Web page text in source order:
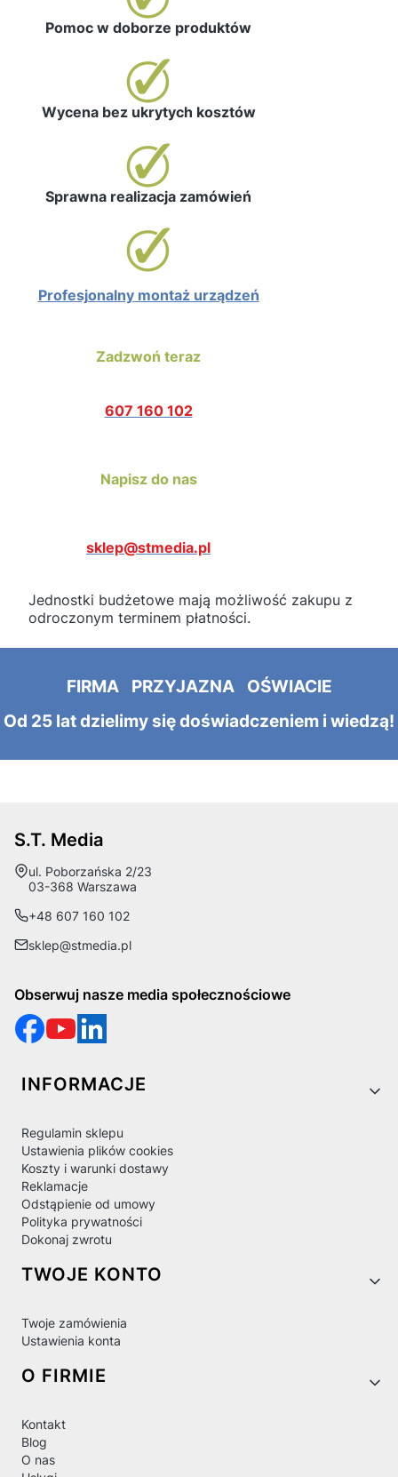
Pomoc w doborze produktów
Wycena bez ukrytych kosztów
Sprawna realizacja zamówień
Profesjonalny montaż urządzeń
Zadzwoń teraz
607 160 102
Napisz do nas
sklep@stmedia.pl
Jednostki budżetowe mają możliwość zakupu z
odroczonym terminem płatności.
FIRMA PRZYJAZNA OŚWIACIE
Od 25 lat dzielimy się doświadczeniem i wiedzą!
S.T. Media
Adres:
ul. Poborzańska 2/23
03-368 Warszawa
+48 607 160 102
sklep@stmedia.pl
Obserwuj nasze media społecznościowe
Linki w stopce
INFORMACJE
Regulamin sklepu
Ustawienia plików cookies
Koszty i warunki dostawy
Reklamacje
Odstąpienie od umowy
Polityka prywatności
Dokonaj zwrotu
TWOJE KONTO
Twoje zamówienia
Ustawienia konta
O FIRMIE
Kontakt
Blog
O nas